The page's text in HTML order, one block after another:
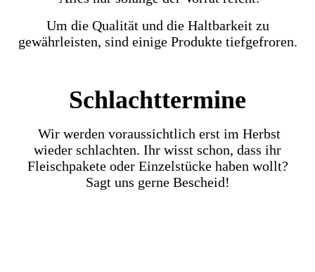
Um die Qualität und die Haltbarkeit zu
gewährleisten, sind einige Produkte tiefgefroren.
Schlachttermine
Wir werden voraussichtlich erst im Herbst
wieder schlachten. Ihr wisst schon, dass ihr
Fleischpakete oder Einzelstücke haben wollt?
Sagt uns gerne Bescheid!